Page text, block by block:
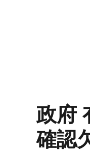
生
の
た
め
政府
確認